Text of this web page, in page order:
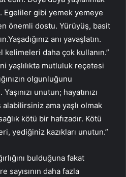
Egeliler gibi yemek yemeye
en önemli dostu. Yürüyüş, basit
anı yavaşlatın.
kelimeleri daha çok kullanın.”
yaşlılıkta mutluluk reçetesi
olgunluğunu
unutun; hayatınızı
alabilirsiniz ama yaşlı olmak
kötü bir hafızadır. Kötü
yediğiniz kazıkları unutun.”
bulduğuna fakat
sayısının daha fazla